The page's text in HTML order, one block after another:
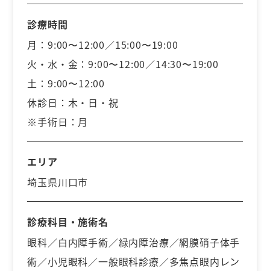
診療時間
月：9:00〜12:00／15:00〜19:00
火・水・金：9:00〜12:00／14:30〜19:00
土：9:00〜12:00
休診日：木・日・祝
※手術日：月
エリア
埼玉県川口市
診療科目・施術名
眼科／白内障手術／緑内障治療／網膜硝子体手
術／小児眼科／一般眼科診療／多焦点眼内レン